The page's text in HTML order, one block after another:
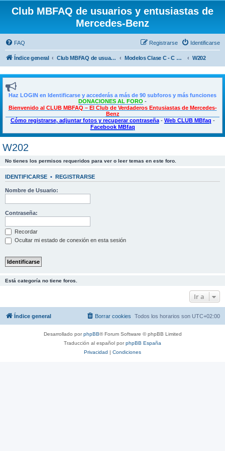
Club MBFAQ de usuarios y entusiastas de
Mercedes-Benz
FAQ Identificarse
Registrarse
Índice general Club MBFAQ de usuarios y entusiastas de Mercedes Benz Modelos Clase C - C Coupé - CLE W202
Haz LOGIN en Identificarse y accederás a más de 90 subforos y más funciones
DONACIONES AL FORO -
Bienvenido al CLUB MBFAQ – El Club de Verdaderos Entusiastas de Mercedes-
Benz
Cómo registrarse, adjuntar fotos y recuperar contraseña- Web CLUB MBfaq -
Facebook MBfaq
W202
No tienes los permisos requeridos para ver o leer temas en este foro.
IDENTIFICARSE • REGISTRARSE
Nombre de Usuario:
Contraseña:
Recordar
Ocultar mi estado de conexión en esta sesión
Está categoría no tiene foros.
Ir a
Índice general Todos los horarios son UTC+02:00
Borrar cookies
Desarrollado porphpBB® Forum Software © phpBB Limited
Traducción al español porphpBB España
Privacidad | Condiciones